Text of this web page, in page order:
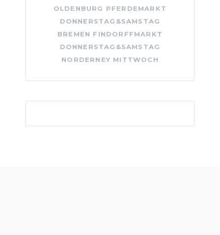
OLDENBURG PFERDEMARKT
DONNERSTAG&SAMSTAG
BREMEN FINDORFFMARKT
DONNERSTAG&SAMSTAG
NORDERNEY MITTWOCH